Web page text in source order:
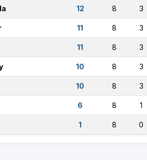
12 8 3
11 8 3
11 8 3
10 8 3
10 8 3
6 8 1
1 8 0